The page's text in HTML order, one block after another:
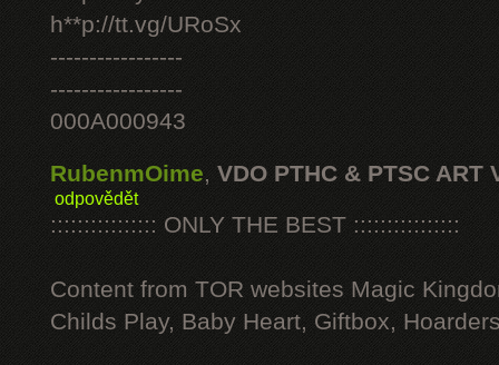
h**p://tt.vg/URoSx
-----------------
-----------------
000A000943
RubenmOime, VDO PTHC & PTSC ART
odpovědět
:::::::::::::::: ONLY THE BEST ::::::::::::::::
Content from TOR websites Magic
Childs Play, Baby Heart, Giftbox,